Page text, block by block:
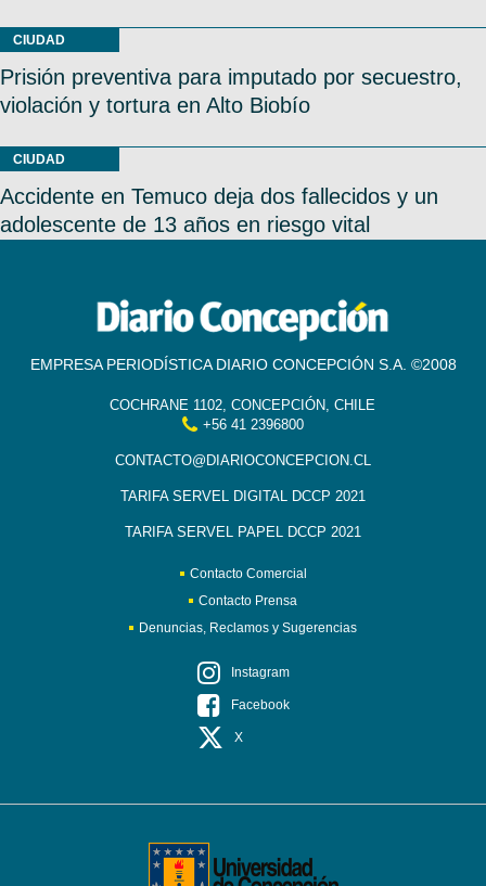
CIUDAD
Prisión preventiva para imputado por secuestro,
violación y tortura en Alto Biobío
CIUDAD
Accidente en Temuco deja dos fallecidos y un
adolescente de 13 años en riesgo vital
EMPRESA PERIODÍSTICA DIARIO CONCEPCIÓN S.A. ©2008
COCHRANE 1102, CONCEPCIÓN, CHILE
+56 41 2396800
CONTACTO@DIARIOCONCEPCION.CL
TARIFA SERVEL DIGITAL DCCP 2021
TARIFA SERVEL PAPEL DCCP 2021
Contacto Comercial
Contacto Prensa
Denuncias, Reclamos y Sugerencias
Instagram
Facebook
X